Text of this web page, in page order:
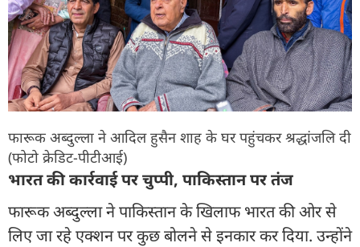
फारूक अब्दुल्ला ने आदिल हुसैन शाह के घर पहुंचकर श्रद्धांजलि दी
(फोटो क्रेडिट-पीटीआई)
भारत की कार्रवाई पर चुप्पी, पाकिस्तान पर तंज
फारूक अब्दुल्ला ने पाकिस्तान के खिलाफ भारत की ओर से
लिए जा रहे एक्शन पर कुछ बोलने से इनकार कर दिया. उन्होंने